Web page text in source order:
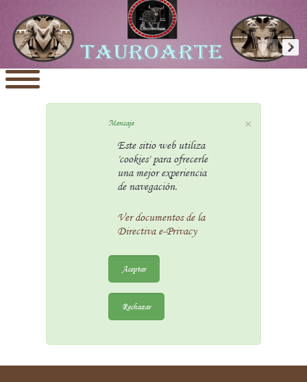
×
Mensaje
Este sitio web utiliza
'cookies' para ofrecerle
una mejor experiencia
de navegación.
Ver documentos de la
Directiva e-Privacy
Aceptar
Rechazar